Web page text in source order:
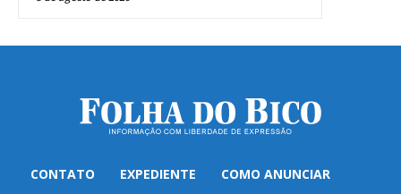
CONTATO EXPEDIENTE COMO ANUNCIAR